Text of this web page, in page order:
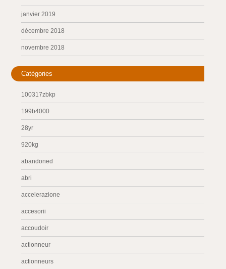
janvier 2019
décembre 2018
novembre 2018
Catégories
100317zbkp
199b4000
28yr
920kg
abandoned
abri
accelerazione
accesorii
accoudoir
actionneur
actionneurs